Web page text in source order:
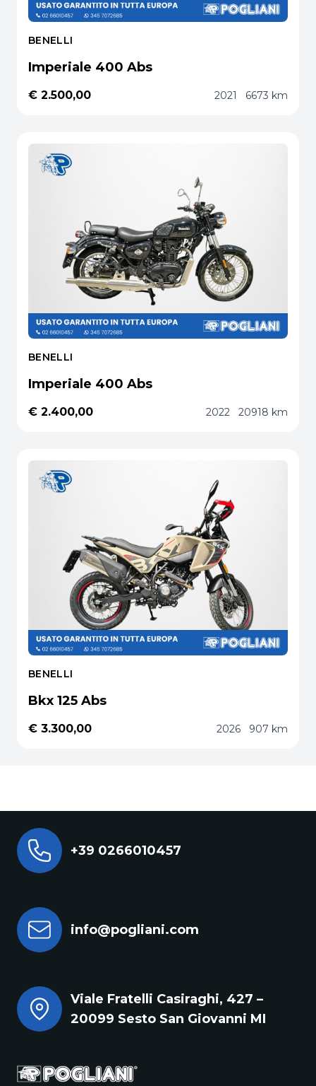
BENELLI
Imperiale 400 Abs
€ 2.500,00 2021 6673 km
BENELLI
Imperiale 400 Abs
€ 2.400,00 2022 20918 km
BENELLI
Bkx 125 Abs
€ 3.300,00 2026 907 km
+39 0266010457
info@pogliani.com
Viale Fratelli Casiraghi, 427 –
20099 Sesto San Giovanni MI